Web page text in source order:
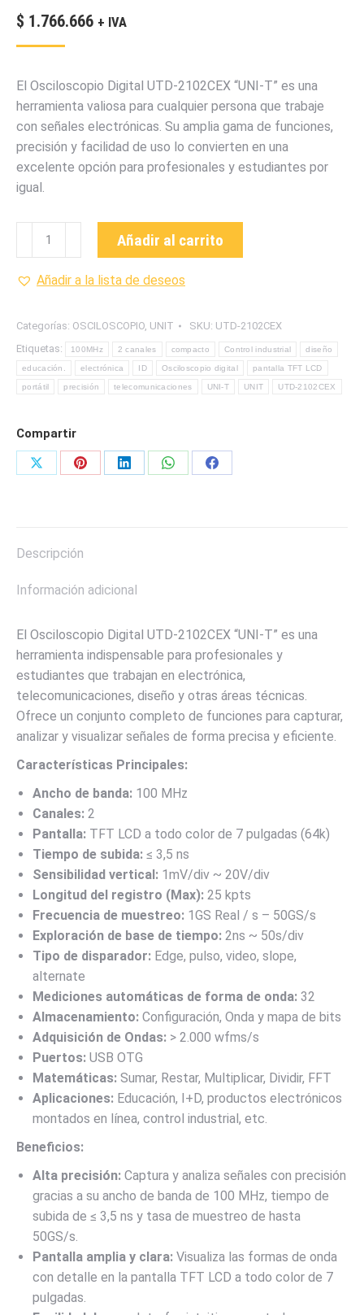
$ 1.766.666 + IVA
El Osciloscopio Digital UTD-2102CEX “UNI-T” es una
herramienta valiosa para cualquier persona que trabaje
con señales electrónicas. Su amplia gama de funciones,
precisión y facilidad de uso lo convierten en una
excelente opción para profesionales y estudiantes por
igual.
OSCILOSCOPIOS
T"
cantidad
Añadir al carrito
Añadir a la lista de deseos
Categorías: OSCILOSCOPIO, UNIT SKU: UTD-2102CEX
Etiquetas:
100MHz 2 canales compacto Control industrial diseño
educación. electrónica ID Osciloscopio digital pantalla TFT LCD
portátil precisión telecomunicaciones UNI-T UNIT UTD-2102CEX
Compartir
Share
Share
Share
Share
Share
Descripción
Información adicional
El Osciloscopio Digital UTD-2102CEX “UNI-T” es una
herramienta indispensable para profesionales y
estudiantes que trabajan en electrónica,
telecomunicaciones, diseño y otras áreas técnicas.
Ofrece un conjunto completo de funciones para capturar,
analizar y visualizar señales de forma precisa y eficiente.
Características Principales:
Ancho de banda: 100 MHz
Canales: 2
Pantalla: TFT LCD a todo color de 7 pulgadas (64k)
Tiempo de subida: ≤ 3,5 ns
Sensibilidad vertical: 1mV/div ~ 20V/div
Longitud del registro (Max): 25 kpts
Frecuencia de muestreo: 1GS Real / s – 50GS/s
Exploración de base de tiempo: 2ns ~ 50s/div
Tipo de disparador: Edge, pulso, video, slope,
alternate
Mediciones automáticas de forma de onda: 32
Almacenamiento: Configuración, Onda y mapa de bits
Adquisición de Ondas: > 2.000 wfms/s
Puertos: USB OTG
Matemáticas: Sumar, Restar, Multiplicar, Dividir, FFT
Aplicaciones: Educación, I+D, productos electrónicos
montados en línea, control industrial, etc.
Beneficios:
Alta precisión: Captura y analiza señales con precisión
gracias a su ancho de banda de 100 MHz, tiempo de
subida de ≤ 3,5 ns y tasa de muestreo de hasta
50GS/s.
Pantalla amplia y clara: Visualiza las formas de onda
con detalle en la pantalla TFT LCD a todo color de 7
pulgadas.